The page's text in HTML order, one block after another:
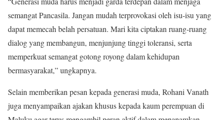
semangat Pancasila. Jangan mudah terprovokasi oleh isu-isu yang
dapat memecah belah persatuan. Mari kita ciptakan ruang-ruang
dialog yang membangun, menjunjung tinggi toleransi, serta
memperkuat semangat gotong royong dalam kehidupan
bermasyarakat,” ungkapnya.
Selain memberikan pesan kepada generasi muda, Rohani Vanath
juga menyampaikan ajakan khusus kepada kaum perempuan di